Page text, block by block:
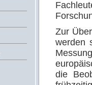
Zur
werden
die